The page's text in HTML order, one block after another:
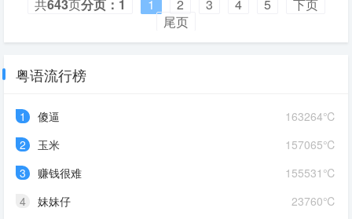
共643页分页：1 1 2 3 4 5
下页
尾页
粤语流行榜
163264℃
1
傻逼
157065℃
2
玉米
155531℃
3
赚钱很难
23760℃
4
妹妹仔